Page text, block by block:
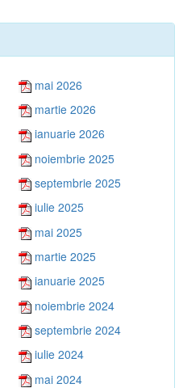
mai 2026
martie 2026
ianuarie 2026
noiembrie 2025
septembrie 2025
iulie 2025
mai 2025
martie 2025
ianuarie 2025
noiembrie 2024
septembrie 2024
iulie 2024
mai 2024